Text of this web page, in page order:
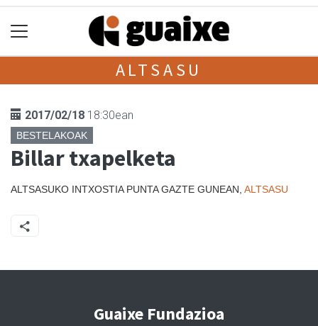
ALTSASU
2017/02/18 18:30ean
BESTELAKOAK
Billar txapelketa
ALTSASUKO INTXOSTIA PUNTA GAZTE GUNEAN, ALTSASU
Guaixe Fundazioa